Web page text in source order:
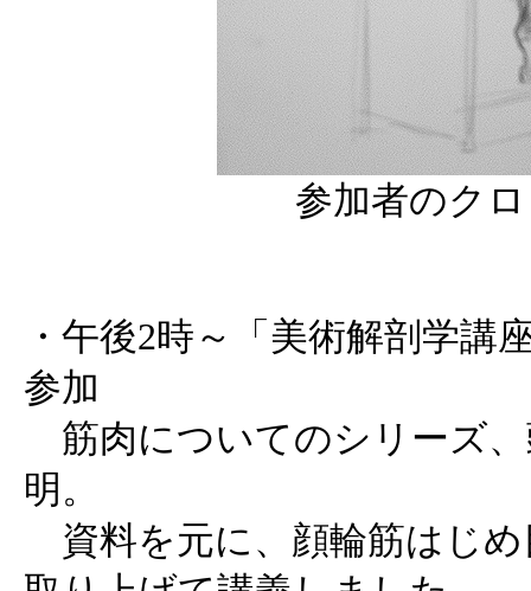
参加者のク
・午後2時～「美術解剖学講
参加
筋肉についてのシリーズ
明。
資料を元に、顔輪筋はじ